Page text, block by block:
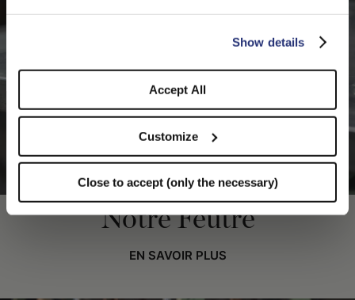
Show details
Accept All
Customize
Close to accept (only the necessary)
STAY HERE
Notre Feutre
EN SAVOIR PLUS